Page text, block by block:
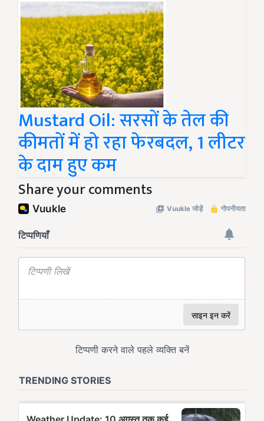
Mustard Oil: सरसों के तेल की
कीमतों में हो रहा फेरबदल, 1 लीटर
के दाम हुए कम
Share your comments